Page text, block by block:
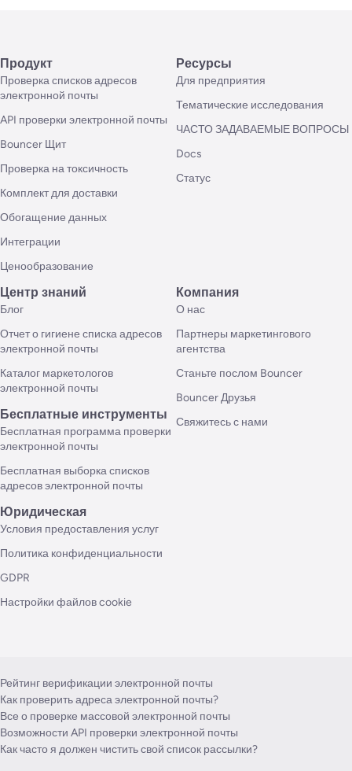
Продукт
Проверка списков адресов
электронной почты
API проверки электронной почты
Bouncer Щит
Проверка на токсичность
Комплект для доставки
Обогащение данных
Интеграции
Ценообразование
Ресурсы
Для предприятия
Тематические исследования
ЧАСТО ЗАДАВАЕМЫЕ ВОПРОСЫ
Docs
Статус
Центр знаний
Блог
Отчет о гигиене списка адресов
электронной почты
Каталог маркетологов
электронной почты
Бесплатные инструменты
Бесплатная программа проверки
электронной почты
Бесплатная выборка списков
адресов электронной почты
Компания
О нас
Партнеры маркетингового
агентства
Станьте послом Bouncer
Bouncer Друзья
Свяжитесь с нами
Юридическая
Условия предоставления услуг
Политика конфиденциальности
GDPR
Настройки файлов cookie
Рейтинг верификации электронной почты
Как проверить адреса электронной почты?
Все о проверке массовой электронной почты
Возможности API проверки электронной почты
Как часто я должен чистить свой список рассылки?